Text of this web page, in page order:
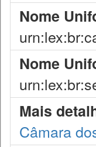
Nome
Nome
Mais
Câmara